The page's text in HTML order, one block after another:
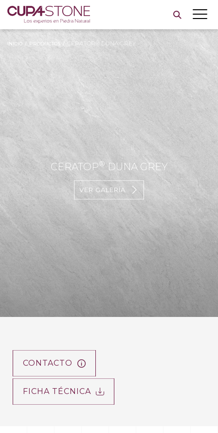
Skip
to
content
INICIO / PRODUCTOS / CERATOP® DUNA GREY
CERATOP® DUNA GREY
VER GALERÍA
CONTACTO
FICHA TÉCNICA